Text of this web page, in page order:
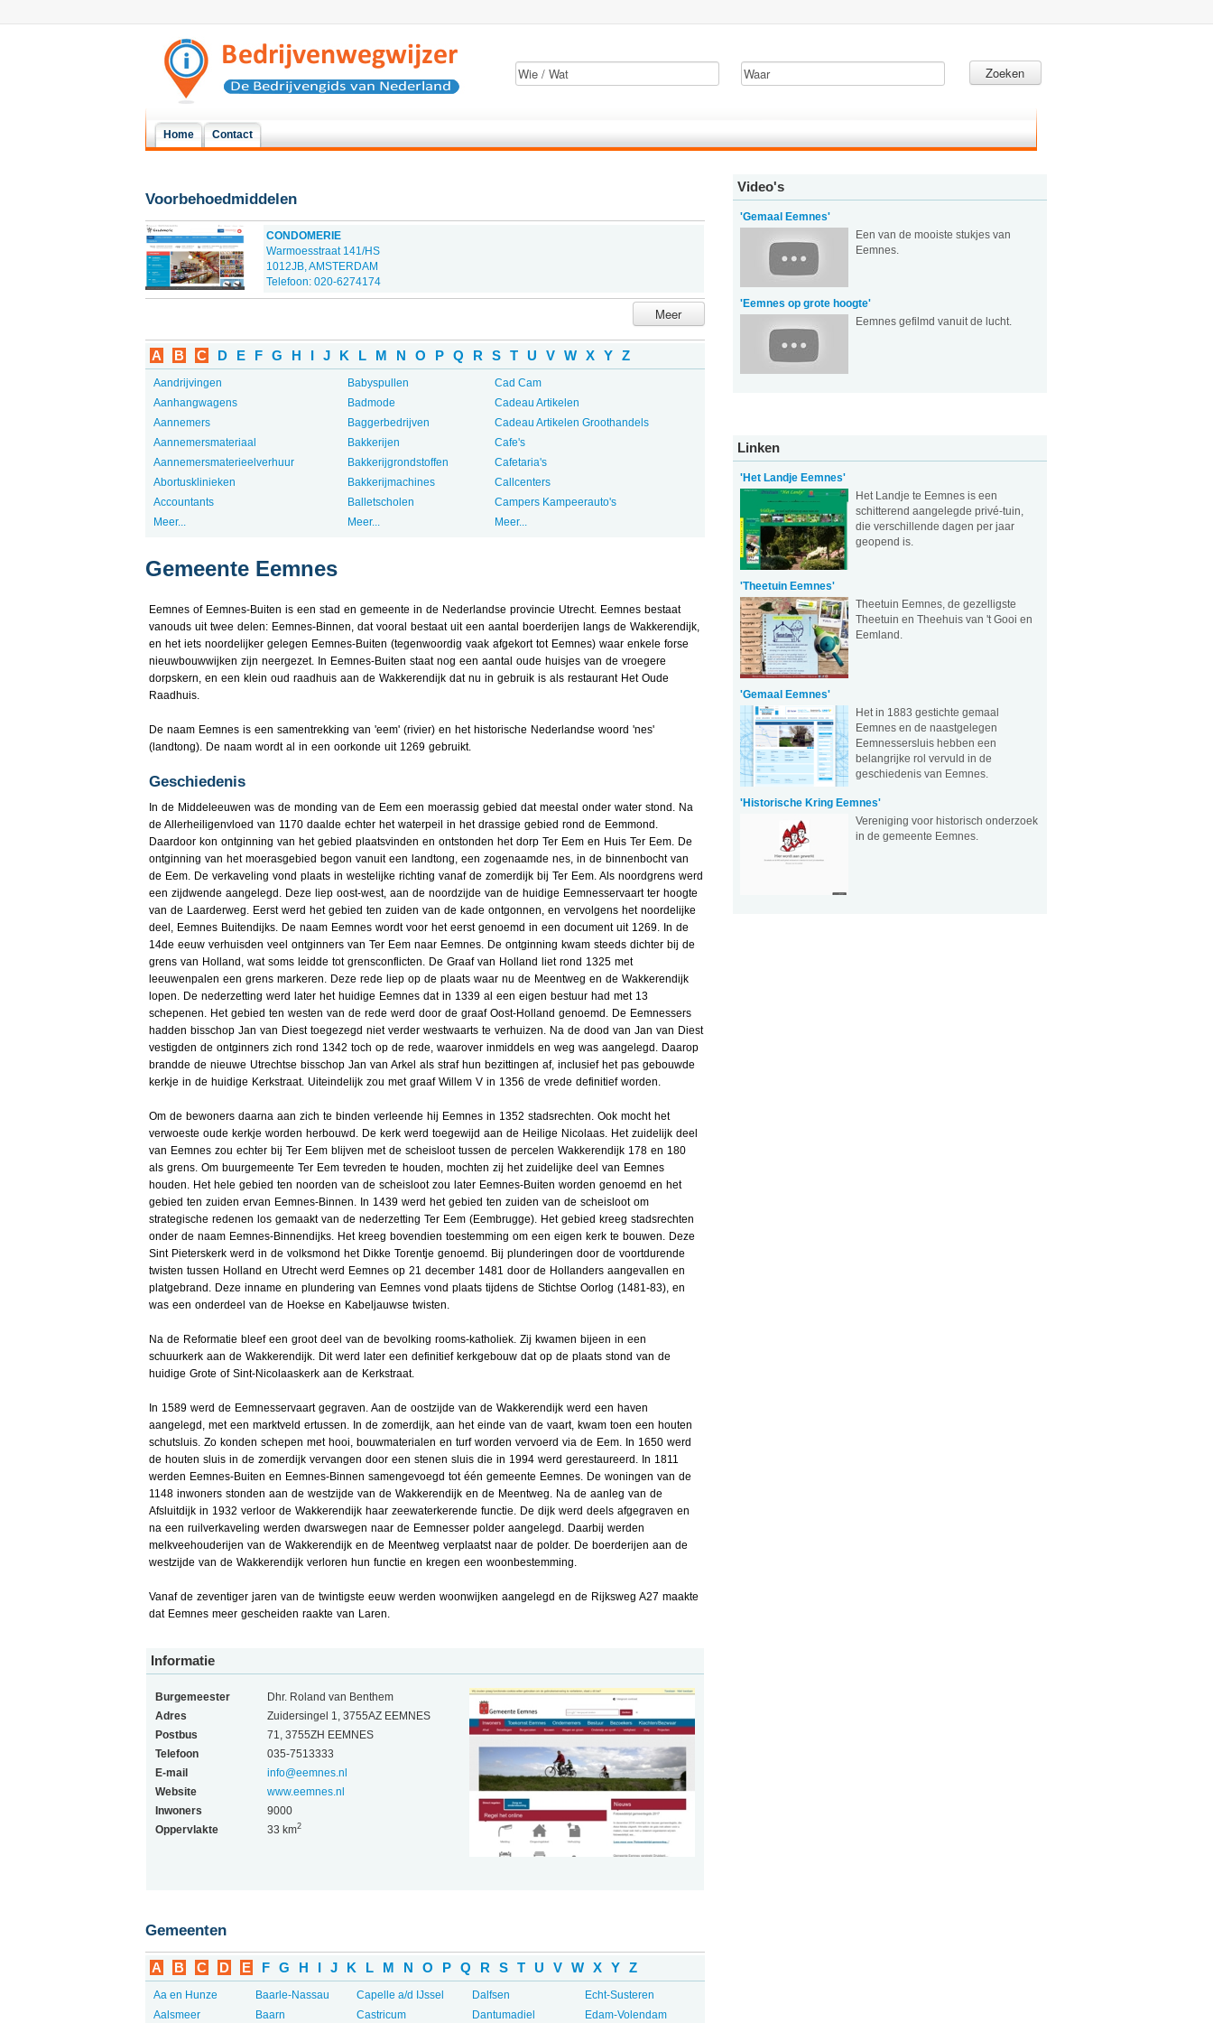
Zoeken
Home Contact
Voorbehoedmiddelen
CONDOMERIE
Warmoesstraat 141/HS
1012JB, AMSTERDAM
Telefoon: 020-6274174
Meer
A B C D E F G H I J K L M N O P Q R S T U V W X Y Z
Aandrijvingen
Aanhangwagens
Aannemers
Aannemersmateriaal
Aannemersmaterieelverhuur
Abortusklinieken
Accountants
Meer...
Babyspullen
Badmode
Baggerbedrijven
Bakkerijen
Bakkerijgrondstoffen
Bakkerijmachines
Balletscholen
Meer...
Cad Cam
Cadeau Artikelen
Cadeau Artikelen Groothandels
Cafe's
Cafetaria's
Callcenters
Campers Kampeerauto's
Meer...
Gemeente Eemnes
Eemnes of Eemnes-Buiten is een stad en gemeente in de Nederlandse provincie Utrecht. Eemnes bestaat
vanouds uit twee delen: Eemnes-Binnen, dat vooral bestaat uit een aantal boerderijen langs de Wakkerendijk,
en het iets noordelijker gelegen Eemnes-Buiten (tegenwoordig vaak afgekort tot Eemnes) waar enkele forse
nieuwbouwwijken zijn neergezet. In Eemnes-Buiten staat nog een aantal oude huisjes van de vroegere
dorpskern, en een klein oud raadhuis aan de Wakkerendijk dat nu in gebruik is als restaurant Het Oude
Raadhuis.
De naam Eemnes is een samentrekking van 'eem' (rivier) en het historische Nederlandse woord 'nes'
(landtong). De naam wordt al in een oorkonde uit 1269 gebruikt.
Geschiedenis
In de Middeleeuwen was de monding van de Eem een moerassig gebied dat meestal onder water stond. Na
de Allerheiligenvloed van 1170 daalde echter het waterpeil in het drassige gebied rond de Eemmond.
Daardoor kon ontginning van het gebied plaatsvinden en ontstonden het dorp Ter Eem en Huis Ter Eem. De
ontginning van het moerasgebied begon vanuit een landtong, een zogenaamde nes, in de binnenbocht van
de Eem. De verkaveling vond plaats in westelijke richting vanaf de zomerdijk bij Ter Eem. Als noordgrens werd
een zijdwende aangelegd. Deze liep oost-west, aan de noordzijde van de huidige Eemnesservaart ter hoogte
van de Laarderweg. Eerst werd het gebied ten zuiden van de kade ontgonnen, en vervolgens het noordelijke
deel, Eemnes Buitendijks. De naam Eemnes wordt voor het eerst genoemd in een document uit 1269. In de
14de eeuw verhuisden veel ontginners van Ter Eem naar Eemnes. De ontginning kwam steeds dichter bij de
grens van Holland, wat soms leidde tot grensconflicten. De Graaf van Holland liet rond 1325 met
leeuwenpalen een grens markeren. Deze rede liep op de plaats waar nu de Meentweg en de Wakkerendijk
lopen. De nederzetting werd later het huidige Eemnes dat in 1339 al een eigen bestuur had met 13
schepenen. Het gebied ten westen van de rede werd door de graaf Oost-Holland genoemd. De Eemnessers
hadden bisschop Jan van Diest toegezegd niet verder westwaarts te verhuizen. Na de dood van Jan van Diest
vestigden de ontginners zich rond 1342 toch op de rede, waarover inmiddels en weg was aangelegd. Daarop
brandde de nieuwe Utrechtse bisschop Jan van Arkel als straf hun bezittingen af, inclusief het pas gebouwde
kerkje in de huidige Kerkstraat. Uiteindelijk zou met graaf Willem V in 1356 de vrede definitief worden.
Om de bewoners daarna aan zich te binden verleende hij Eemnes in 1352 stadsrechten. Ook mocht het
verwoeste oude kerkje worden herbouwd. De kerk werd toegewijd aan de Heilige Nicolaas. Het zuidelijk deel
van Eemnes zou echter bij Ter Eem blijven met de scheisloot tussen de percelen Wakkerendijk 178 en 180
als grens. Om buurgemeente Ter Eem tevreden te houden, mochten zij het zuidelijke deel van Eemnes
houden. Het hele gebied ten noorden van de scheisloot zou later Eemnes-Buiten worden genoemd en het
gebied ten zuiden ervan Eemnes-Binnen. In 1439 werd het gebied ten zuiden van de scheisloot om
strategische redenen los gemaakt van de nederzetting Ter Eem (Eembrugge). Het gebied kreeg stadsrechten
onder de naam Eemnes-Binnendijks. Het kreeg bovendien toestemming om een eigen kerk te bouwen. Deze
Sint Pieterskerk werd in de volksmond het Dikke Torentje genoemd. Bij plunderingen door de voortdurende
twisten tussen Holland en Utrecht werd Eemnes op 21 december 1481 door de Hollanders aangevallen en
platgebrand. Deze inname en plundering van Eemnes vond plaats tijdens de Stichtse Oorlog (1481-83), en
was een onderdeel van de Hoekse en Kabeljauwse twisten.
Na de Reformatie bleef een groot deel van de bevolking rooms-katholiek. Zij kwamen bijeen in een
schuurkerk aan de Wakkerendijk. Dit werd later een definitief kerkgebouw dat op de plaats stond van de
huidige Grote of Sint-Nicolaaskerk aan de Kerkstraat.
In 1589 werd de Eemnesservaart gegraven. Aan de oostzijde van de Wakkerendijk werd een haven
aangelegd, met een marktveld ertussen. In de zomerdijk, aan het einde van de vaart, kwam toen een houten
schutsluis. Zo konden schepen met hooi, bouwmaterialen en turf worden vervoerd via de Eem. In 1650 werd
de houten sluis in de zomerdijk vervangen door een stenen sluis die in 1994 werd gerestaureerd. In 1811
werden Eemnes-Buiten en Eemnes-Binnen samengevoegd tot één gemeente Eemnes. De woningen van de
1148 inwoners stonden aan de westzijde van de Wakkerendijk en de Meentweg. Na de aanleg van de
Afsluitdijk in 1932 verloor de Wakkerendijk haar zeewaterkerende functie. De dijk werd deels afgegraven en
na een ruilverkaveling werden dwarswegen naar de Eemnesser polder aangelegd. Daarbij werden
melkveehouderijen van de Wakkerendijk en de Meentweg verplaatst naar de polder. De boerderijen aan de
westzijde van de Wakkerendijk verloren hun functie en kregen een woonbestemming.
Vanaf de zeventiger jaren van de twintigste eeuw werden woonwijken aangelegd en de Rijksweg A27 maakte
dat Eemnes meer gescheiden raakte van Laren.
Informatie
Burgemeester
Dhr. Roland van Benthem
Adres
Zuidersingel 1, 3755AZ EEMNES
Postbus
71, 3755ZH EEMNES
Telefoon
035-7513333
E-mail
info@eemnes.nl
Website
www.eemnes.nl
Inwoners
9000
Oppervlakte
33 km2
Gemeenten
A B C D E F G H I J K L M N O P Q R S T U V W X Y Z
Aa en Hunze
Aalsmeer
Baarle-Nassau
Baarn
Capelle a/d IJssel
Castricum
Dalfsen
Dantumadiel
Echt-Susteren
Edam-Volendam
Video's
'Gemaal Eemnes'
Een van de mooiste stukjes van
Eemnes.
'Eemnes op grote hoogte'
Eemnes gefilmd vanuit de lucht.
Linken
'Het Landje Eemnes'
Het Landje te Eemnes is een
schitterend aangelegde privé-tuin,
die verschillende dagen per jaar
geopend is.
'Theetuin Eemnes'
Theetuin Eemnes, de gezelligste
Theetuin en Theehuis van 't Gooi en
Eemland.
'Gemaal Eemnes'
Het in 1883 gestichte gemaal
Eemnes en de naastgelegen
Eemnessersluis hebben een
belangrijke rol vervuld in de
geschiedenis van Eemnes.
'Historische Kring Eemnes'
Vereniging voor historisch onderzoek
in de gemeente Eemnes.